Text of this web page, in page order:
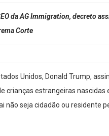
da AG Immigration, decreto
Corte
Unidos, Donald Trump,
crianças estrangeiras
não seja cidadão ou residente